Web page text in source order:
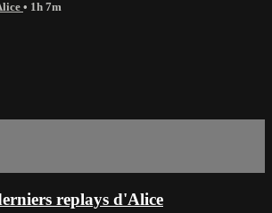
• 1h 7m
replays d'Alice